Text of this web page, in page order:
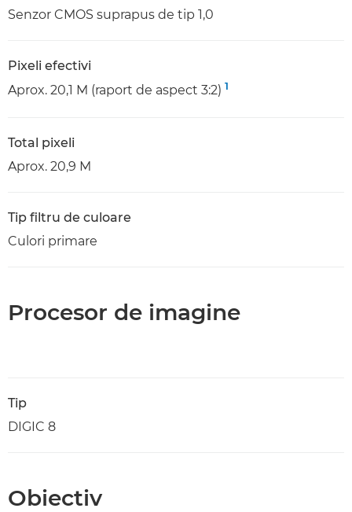
Senzor CMOS suprapus de tip 1,0
Pixeli efectivi
Aprox. 20,1 M (raport de aspect 3:2) 1
Total pixeli
Aprox. 20,9 M
Tip filtru de culoare
Culori primare
Procesor de imagine
Tip
DIGIC 8
Obiectiv